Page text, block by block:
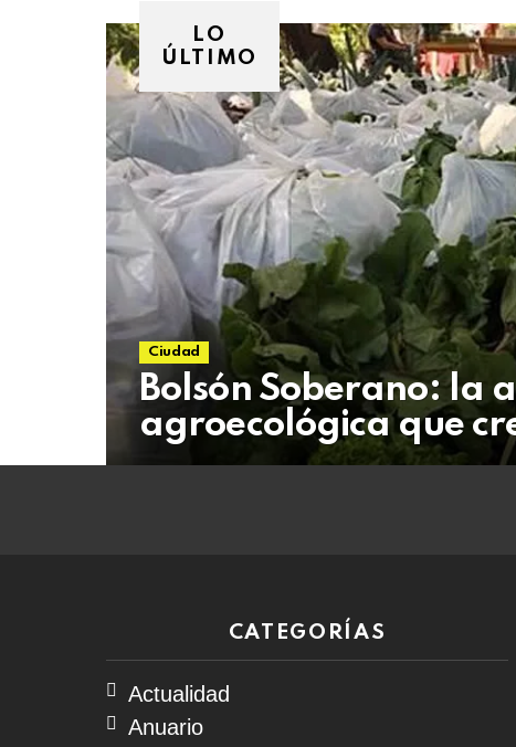
LO
ÚLTIMO
Ciudad
Bolsón Soberano: la
agroecológica que
CATEGORÍAS
Actualidad
Anuario
agosto
de
2026